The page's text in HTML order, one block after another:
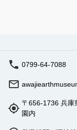
0799-64-7088
〒656-1736 兵
園内